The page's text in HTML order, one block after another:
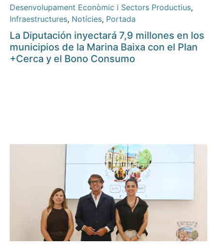
Desenvolupament Econòmic i Sectors Productius,
Infraestructures, Notícies, Portada
La Diputación inyectará 7,9 millones en los
municipios de la Marina Baixa con el Plan
+Cerca y el Bono Consumo